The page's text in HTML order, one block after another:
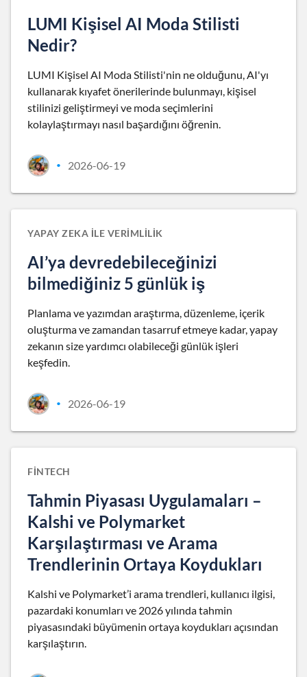
LUMI Kişisel AI Moda Stilisti
Nedir?
LUMI Kişisel AI Moda Stilisti'nin ne olduğunu, AI'yı
kullanarak kıyafet önerilerinde bulunmayı, kişisel
stilinizi geliştirmeyi ve moda seçimlerini
kolaylaştırmayı nasıl başardığını öğrenin.
• 2026-06-19
YAPAY ZEKA ILE VERIMLILIK
AI’ya devredebileceğinizi
bilmediğiniz 5 günlük iş
Planlama ve yazımdan araştırma, düzenleme, içerik
oluşturma ve zamandan tasarruf etmeye kadar, yapay
zekanın size yardımcı olabileceği günlük işleri
keşfedin.
• 2026-06-19
FINTECH
Tahmin Piyasası Uygulamaları –
Kalshi ve Polymarket
Karşılaştırması ve Arama
Trendlerinin Ortaya Koydukları
Kalshi ve Polymarket’i arama trendleri, kullanıcı ilgisi,
pazardaki konumları ve 2026 yılında tahmin
piyasasındaki büyümenin ortaya koydukları açısından
karşılaştırın.